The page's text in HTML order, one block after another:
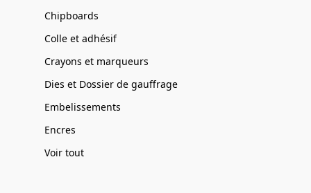
Chipboards
Colle et adhésif
Crayons et marqueurs
Dies et Dossier de gauffrage
Embelissements
Encres
Voir tout